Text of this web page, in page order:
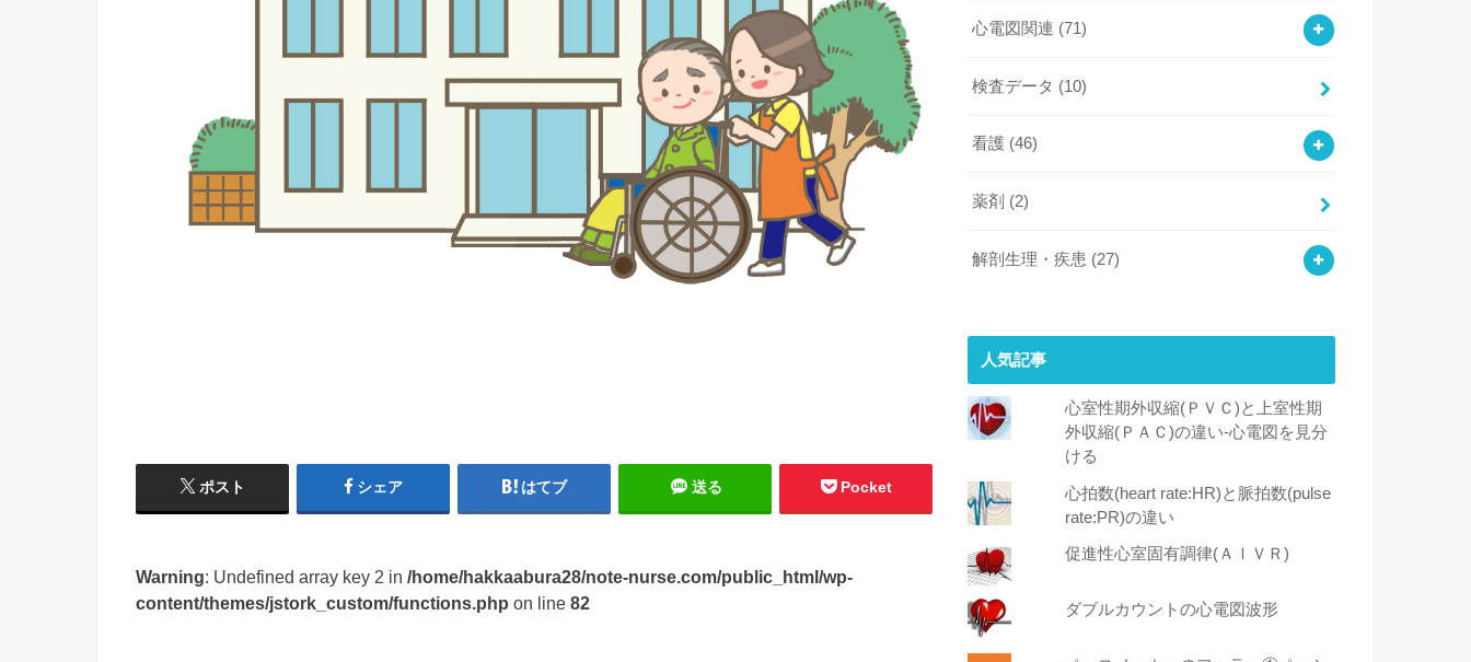
ポスト シェア はてブ 送る Pocket
Warning: Undefined array key 2 in /home/hakkaabura28/note-nurse.com/public_html/wp-
content/themes/jstork_custom/functions.php on line 82
心電図関連 (71)
検査データ (10)
看護 (46)
薬剤 (2)
解剖生理・疾患 (27)
人気記事
心室性期外収縮(ＰＶＣ)と上室性期
外収縮(ＰＡＣ)の違い-心電図を見分
ける
心拍数(heart rate:HR)と脈拍数(pulse
rate:PR)の違い
促進性心室固有調律(ＡＩＶＲ)
ダブルカウントの心電図波形